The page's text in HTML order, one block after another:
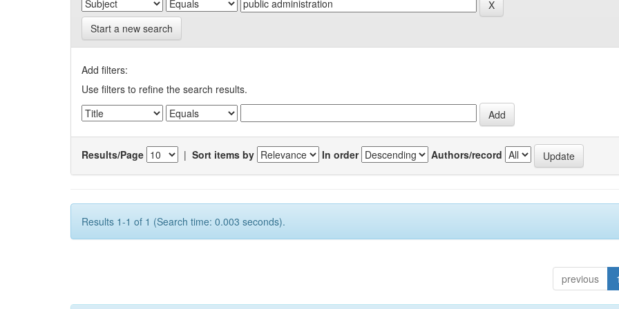
Start a new search
Add filters:
Use filters to refine the search results.
Results/Page | Sort items by In order Authors/record
Results 1-1 of 1 (Search time: 0.003 seconds).
previous 1